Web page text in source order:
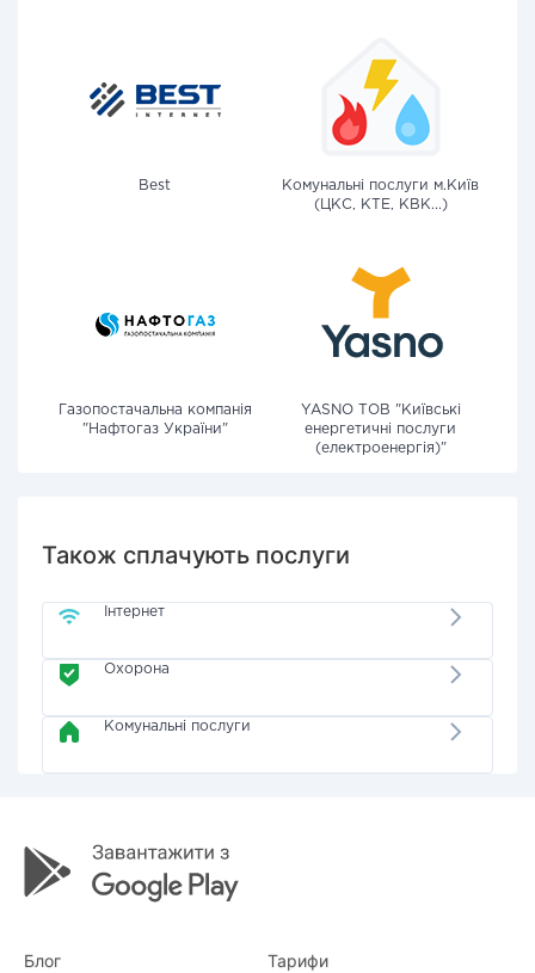
Best
Комунальні послуги м.Київ
(ЦКС, КТЕ, КВК...)
Газопостачальна компанія
"Нафтогаз України"
YASNO ТОВ "Київські
енергетичні послуги
(електроенергія)"
Також сплачують послуги
Інтернет
Охорона
Комунальні послуги
Блог Тарифи